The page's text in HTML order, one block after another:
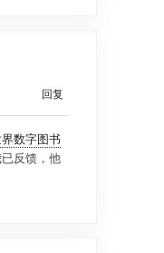
回复
数字图书
反馈，他